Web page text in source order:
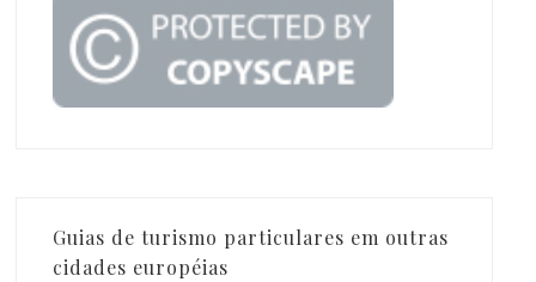
Guias de turismo particulares em outras
cidades européias